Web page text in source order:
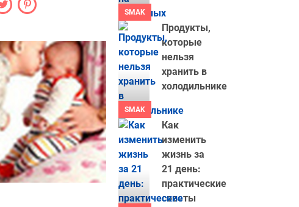
SMAK
SMAK
Продукты,
которые
нельзя
хранить в
холодильнике
Как
изменить
жизнь за
21 день:
практические
советы